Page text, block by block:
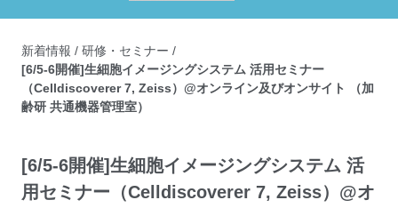
新着情報 / 研修・セミナー /
[6/5-6開催]生細胞イメージングシステム 活用セミナー
（Celldiscoverer 7, Zeiss）@オンライン及びオンサイト （加
齢研 共通機器管理室）
[6/5-6開催]生細胞イメージングシステム 活
用セミナー（Celldiscoverer 7, Zeiss）@オ